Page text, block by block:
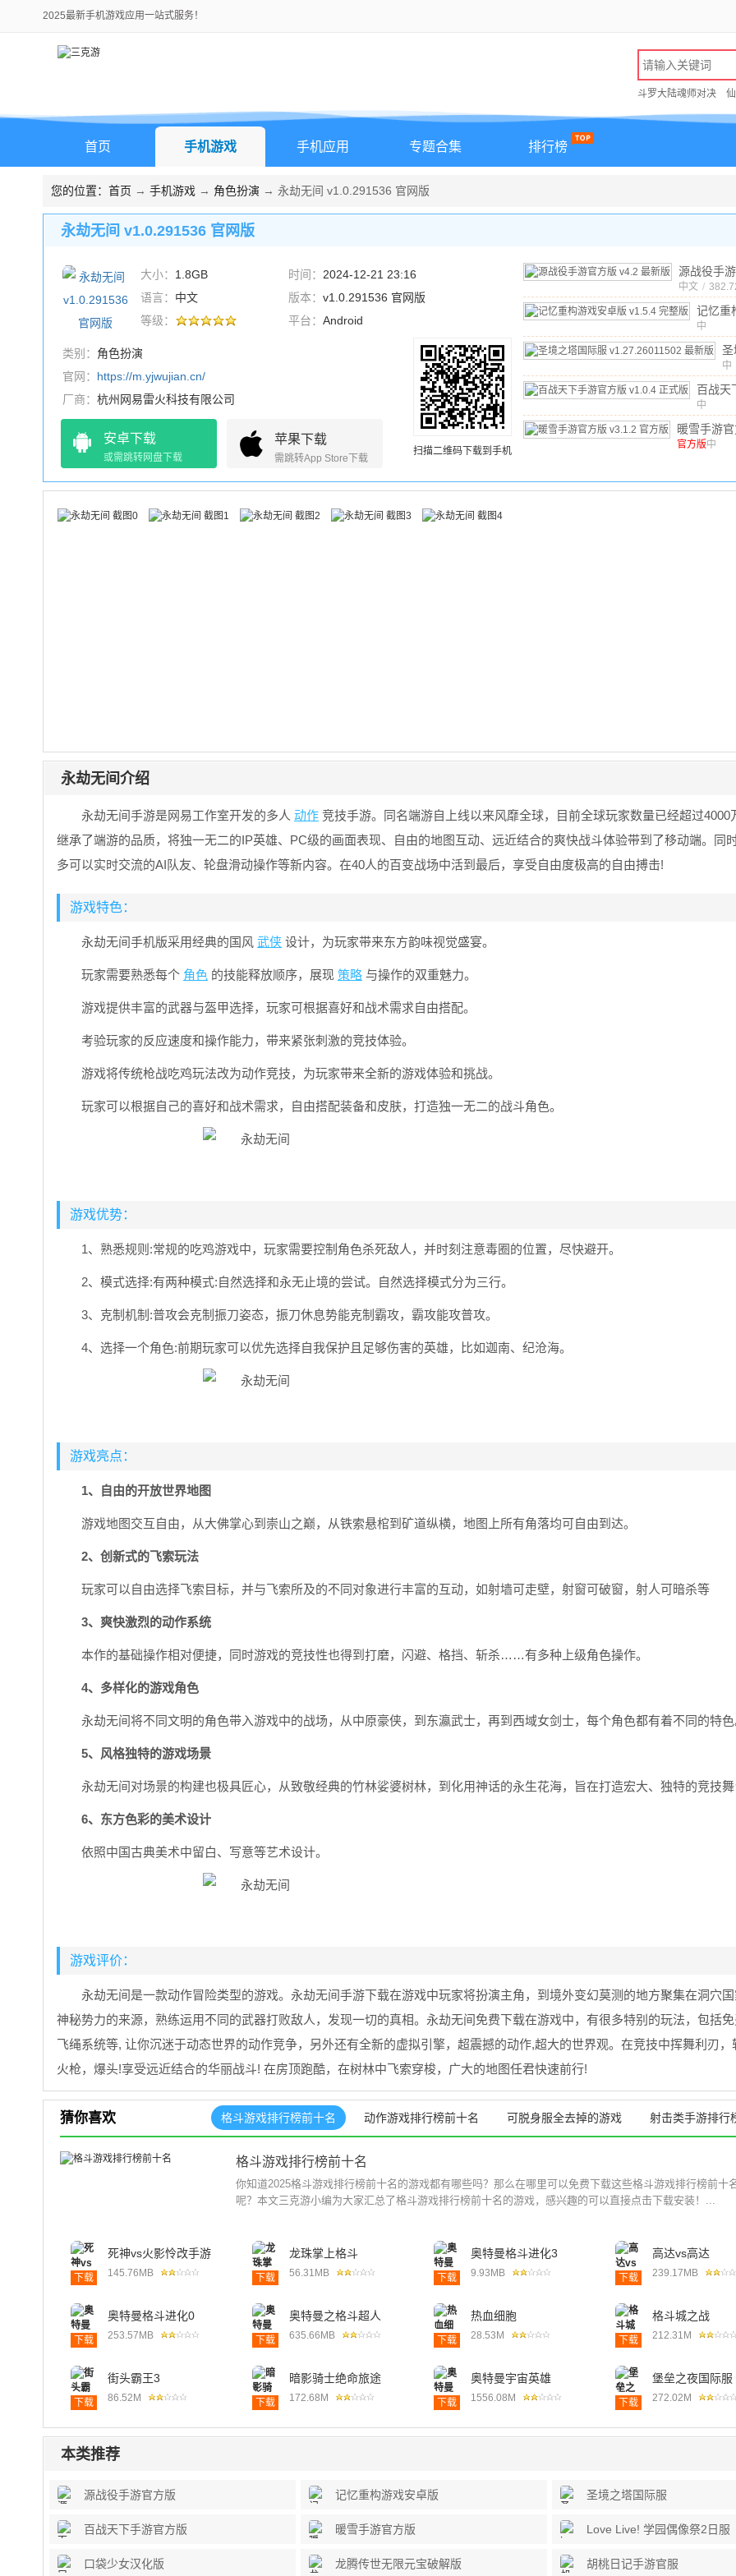
2025最新手机游戏应用一站式服务！
斗罗大陆魂师对决
首页 手机游戏 手机应用 专题合集 排行榜
您的位置： 首页 → 手机游戏 → 角色扮演 → 永劫无间 v1.0.291536 官网版
永劫无间 v1.0.291536 官网版
大小： 1.8GB 时间： 2024-12-21 23:16
语言： 中文 版本： v1.0.291536 官网版
等级：
平台： Android
类别： 角色扮演
官网： https://m.yjwujian.cn/
厂商： 杭州网易雷火科技有限公司
安卓下载
或需跳转网盘下载
苹果下载
需跳转App Store下载
源战役手
v4.2 最新
中文 /
记忆重
卓版
版
中
文 /
圣
中
文
百战天
方版
版
中
文 /
暖雪手游
v3.1.2 官
官方版中
扫描二维码下载到手机
永劫无间介绍
永劫无间手游是网易工作室开发的多人 动作 竞技手游。同名端游自上线以来风靡全球，目前全球玩家数量已经超过4000
继承了端游的品质，将独一无二的IP英雄、PC级的画面表现、自由的地图互动、远近结合的爽快战斗体验带到了移动端。同
多可以实时交流的AI队友、轮盘滑动操作等新内容。在40人的百变战场中活到最后，享受自由度极高的自由搏击!
游戏特色：
永劫无间手机版采用经典的国风 武侠 设计，为玩家带来东方韵味视觉盛宴。
玩家需要熟悉每个 角色 的技能释放顺序，展现 策略 与操作的双重魅力。
游戏提供丰富的武器与盔甲选择，玩家可根据喜好和战术需求自由搭配。
考验玩家的反应速度和操作能力，带来紧张刺激的竞技体验。
游戏将传统枪战吃鸡玩法改为动作竞技，为玩家带来全新的游戏体验和挑战。
玩家可以根据自己的喜好和战术需求，自由搭配装备和皮肤，打造独一无二的战斗角色。
游戏优势：
1、熟悉规则:常规的吃鸡游戏中，玩家需要控制角色杀死敌人，并时刻注意毒圈的位置，尽快避开。
2、模式选择:有两种模式:自然选择和永无止境的尝试。自然选择模式分为三行。
3、克制机制:普攻会克制振刀姿态，振刀休息势能克制霸攻，霸攻能攻普攻。
4、选择一个角色:前期玩家可以优先选择自我保护且足够伤害的英雄，比如迦南、纪沧海。
游戏亮点：
1、自由的开放世界地图
游戏地图交互自由，从大佛掌心到崇山之巅，从铁索悬棺到矿道纵横，地图上所有角落均可自由到达。
2、创新式的飞索玩法
玩家可以自由选择飞索目标，并与飞索所及的不同对象进行丰富的互动，如射墙可走壁，射窗可破窗，射人可暗杀等
3、爽快激烈的动作系统
本作的基础操作相对便捷，同时游戏的竞技性也得到打磨，闪避、格挡、斩杀……有多种上级角色操作。
4、多样化的游戏角色
永劫无间将不同文明的角色带入游戏中的战场，从中原豪侠，到东瀛武士，再到西域女剑士，每个角色都有着不同的特
5、风格独特的游戏场景
永劫无间对场景的构建也极具匠心，从致敬经典的竹林娑婆树林，到化用神话的永生花海，旨在打造宏大、独特的竞技
6、东方色彩的美术设计
依照中国古典美术中留白、写意等艺术设计。
游戏评价：
永劫无间是一款动作冒险类型的游戏。永劫无间手游下载在游戏中玩家将扮演主角，到境外变幻莫测的地方聚集在洞穴
神秘势力的来源，熟练运用不同的武器打败敌人，发现一切的真相。永劫无间免费下载在游戏中，有很多特别的玩法，包括
飞绳系统等, 让你沉迷于动态世界的动作竞争，另外还有全新的虚拟引擎，超震撼的动作,超大的世界观。在竞技中挥舞利刃，
火枪，爆头!享受远近结合的华丽战斗! 在房顶跑酷，在树林中飞索穿梭，广大的地图任君快速前行!
猜你喜欢 格斗游戏排行榜前十名 动作游戏排行榜前十名 可脱身服全去掉的游戏 射击类手游排行
格斗游戏排行榜前十名
你知道2025格斗游戏排行榜前十名的游戏都有哪些吗？那么在哪里可以免费下载这些格斗游戏排行榜前十
呢？本文三克游小编为大家汇总了格斗游戏排行榜前十名的游戏，感兴趣的可以直接点击下载安装！...
下载
死神vs火影怜改手游
145.76MB 下载
龙珠掌上格斗
56.31MB 下载
奥特曼格斗进化3
9.93MB 下载
高达vs高达
239.17MB
下载
奥特曼格斗进化0
253.57MB 下载
奥特曼之格斗超人
635.66MB 下载
热血细胞
28.53M 下载
格斗城之战
212.31M
下载
街头霸王3
86.52M 下载
暗影骑士绝命旅途
172.68M 下载
奥特曼宇宙英雄
1556.08M 下载
堡垒之夜国际服
272.02M
本类推荐
源战役手游官方版 记忆重构游戏安卓版 圣境之塔国际服
百战天下手游官方版 暖雪手游官方版 Love Live! 学园偶像祭2日服
口袋少女汉化版 龙腾传世无限元宝破解版 胡桃日记手游官服